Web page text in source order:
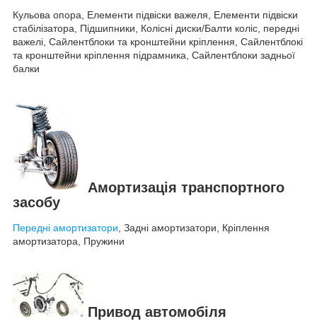
Кульова опора, Елементи підвіски важеля, Елементи підвіски
стабілізатора, Підшипники, Колісні диски/Балти коліс, передні
важелі, Сайлентблоки та кронштейни кріплення, Сайлентблокі
та кронштейни кріплення підрамника, Сайлентблоки задньої
балки
Амортизація транспортного
засобу
Передні амортизатори , Задні амортизатори, Кріплення
амортизатора, Пружини
Привод автомобіля